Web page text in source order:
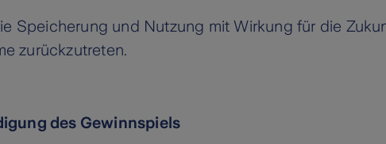
Speicherung und Nutzung mit Wirkung für die
zurückzutreten.
des Gewinnspiels